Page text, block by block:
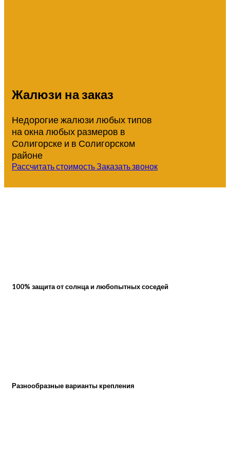
Жалюзи на заказ
Недорогие жалюзи любых типов
на окна любых размеров в
Солигорске и в Солигорском
районе
Рассчитать стоимостьЗаказать звонок
100% защита от солнца и любопытных соседей
Разнообразные варианты крепления